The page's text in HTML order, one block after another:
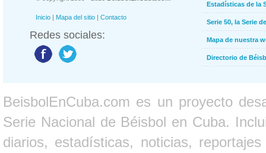
Inicio | Mapa del sitio | Contacto
Redes sociales:
Estadísticas de la
Serie 50, la Serie
Mapa de nuestra
Directorio de
BeisbolEnCuba.com es un proyecto
Serie Nacional de Béisbol en Cuba.
diarios, estadísticas, noticias,